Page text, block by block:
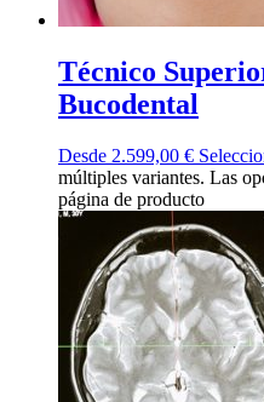
Técnico
Bucodental
Desde 2.599,00 €
múltiples variantes. Las
página de producto